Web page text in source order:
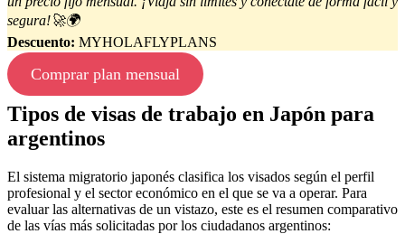
segura!🚀🌍
Descuento: MYHOLAFLYPLANS
Comprar plan mensual
Tipos de visas de trabajo en Japón para
argentinos
El sistema migratorio japonés clasifica los visados según el perfil
profesional y el sector económico en el que se va a operar. Para
evaluar las alternativas de un vistazo, este es el resumen comparativo
de las vías más solicitadas por los ciudadanos argentinos: